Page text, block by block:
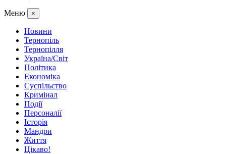
Меню ×
Новини
Тернопіль
Тернопілля
Україна/Світ
Політика
Економіка
Суспільство
Кримінал
Події
Персоналії
Історія
Мандри
Життя
Цікаво!